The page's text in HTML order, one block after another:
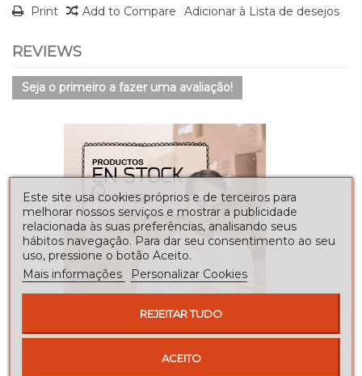
Print Add to Compare Adicionar à Lista de desejos
REVIEWS
Seja o primeiro a fazer uma avaliação!
Este site usa cookies próprios e de terceiros para
melhorar nossos serviços e mostrar a publicidade
relacionada às suas preferências, analisando seus
hábitos navegação. Para dar seu consentimento ao seu
uso, pressione o botão Aceito.
Mais informações
Personalizar Cookies
REJEITAR TUDO
ACEITO